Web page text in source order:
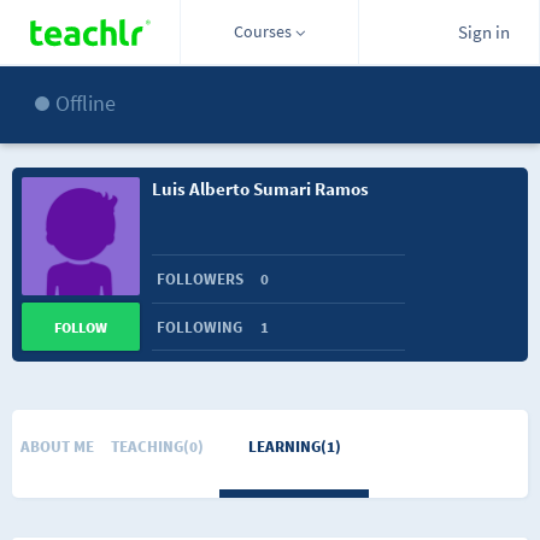
Courses Sign in
Offline
Luis Alberto Sumari Ramos
FOLLOWERS 0
FOLLOWING 1
FOLLOW
ABOUT ME TEACHING(0) LEARNING(1)